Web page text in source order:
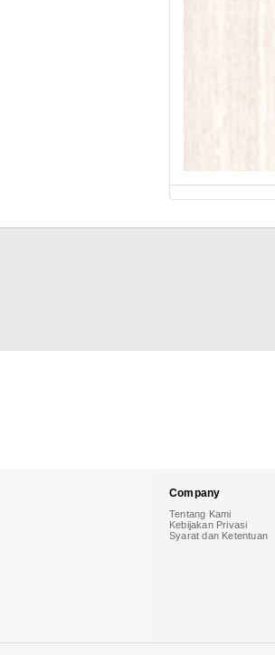
Company
Tentang Kami
Kebijakan Privasi
Syarat dan Ketentuan